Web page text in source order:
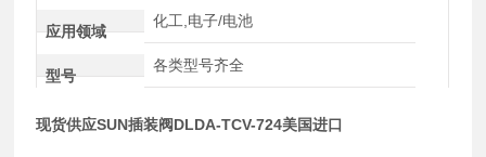
应用领域
化工,电子/电池
型号
各类型号齐全
现货供应SUN插装阀DLDA-TCV-724美国进口